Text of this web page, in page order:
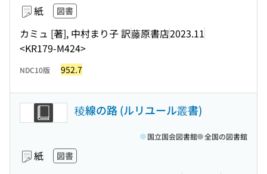
紙 図書
カミュ [著], 中村まり子 訳藤原書店2023.11
<KR179-M424>
NDC10版 952.7
稜線の路 (ルリユール叢書)
紙 図書
国立国会図書館 全国の図書館